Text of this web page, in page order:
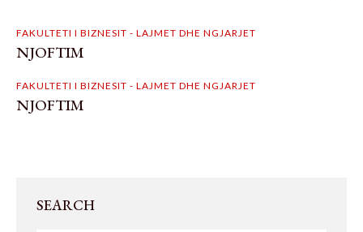
FAKULTETI I BIZNESIT - LAJMET DHE NGJARJET
NJOFTIM
FAKULTETI I BIZNESIT - LAJMET DHE NGJARJET
NJOFTIM
SEARCH